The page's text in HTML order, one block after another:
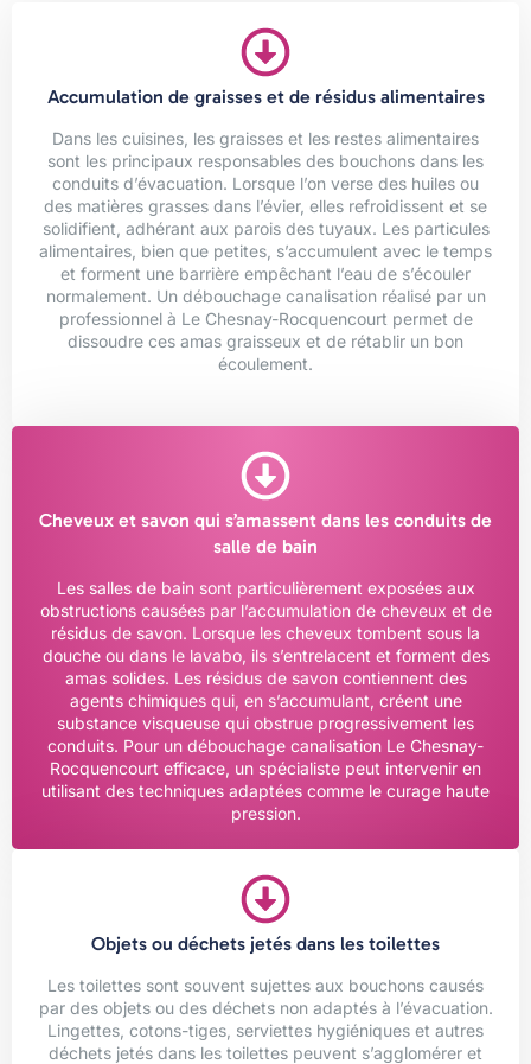
Accumulation de graisses et de résidus alimentaires
Dans les cuisines, les graisses et les restes alimentaires
sont les principaux responsables des bouchons dans les
conduits d’évacuation. Lorsque l’on verse des huiles ou
des matières grasses dans l’évier, elles refroidissent et se
solidifient, adhérant aux parois des tuyaux. Les particules
alimentaires, bien que petites, s’accumulent avec le temps
et forment une barrière empêchant l’eau de s’écouler
normalement. Un débouchage canalisation réalisé par un
professionnel à Le Chesnay-Rocquencourt permet de
dissoudre ces amas graisseux et de rétablir un bon
écoulement.
Cheveux et savon qui s’amassent dans les conduits de
salle de bain
Les salles de bain sont particulièrement exposées aux
obstructions causées par l’accumulation de cheveux et de
résidus de savon. Lorsque les cheveux tombent sous la
douche ou dans le lavabo, ils s’entrelacent et forment des
amas solides. Les résidus de savon contiennent des
agents chimiques qui, en s’accumulant, créent une
substance visqueuse qui obstrue progressivement les
conduits. Pour un débouchage canalisation Le Chesnay-
Rocquencourt efficace, un spécialiste peut intervenir en
utilisant des techniques adaptées comme le curage haute
pression.
Objets ou déchets jetés dans les toilettes
Les toilettes sont souvent sujettes aux bouchons causés
par des objets ou des déchets non adaptés à l’évacuation.
Lingettes, cotons-tiges, serviettes hygiéniques et autres
déchets jetés dans les toilettes peuvent s’agglomérer et